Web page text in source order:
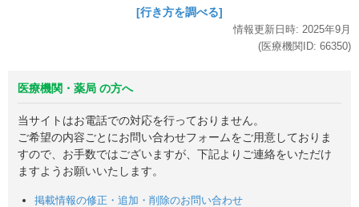
[行き方を調べる]
情報更新日時: 2025年9月
(医療機関ID: 66350)
医療機関・薬局 の方へ
当サイトはお電話での対応を行っておりません。
ご希望の内容ごとにお問い合わせフォームをご用意しておりま
すので、お手数ではございますが、下記よりご連絡をいただけ
ますようお願いいたします。
掲載情報の修正・追加・削除のお問い合わせ